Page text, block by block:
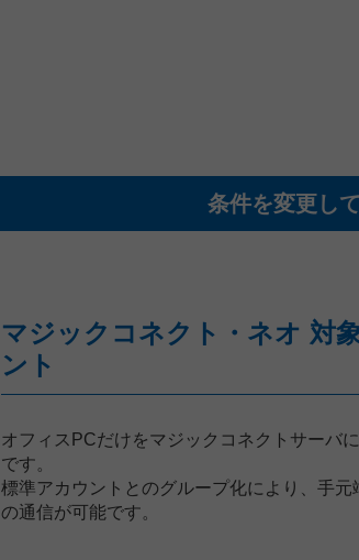
条件を変更し
マジックコネクト・ネオ 対
ント
オフィスPCだけをマジックコネクトサーバ
です。
標準アカウントとのグループ化により、手
の通信が可能です。